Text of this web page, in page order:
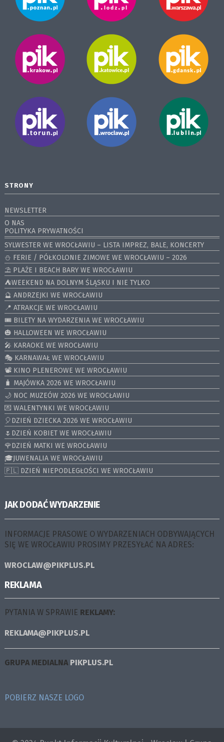
STRONY
NEWSLETTER
O NAS
POLITYKA PRYWATNOŚCI
SYLWESTER WE WROCŁAWIU – LISTA IMPREZ, BALE, KONCERTY
⛄️ FERIE / PÓŁKOLONIE ZIMOWE WE WROCŁAWIU – 2026
⛱️ PLAŻE I BEACH BARY WE WROCŁAWIU
⛺️WEEKEND NA DOLNYM ŚLĄSKU I NIE TYLKO
🔮 ANDRZEJKI WE WROCŁAWIU
📍 ATRAKCJE WE WROCŁAWIU
🎟️ BILETY NA WYDARZENIA WE WROCŁAWIU
🎃 HALLOWEEN WE WROCŁAWIU
🎤 KARAOKE WE WROCŁAWIU
🎭 KARNAWAŁ WE WROCŁAWIU
📽️ KINO PLENEROWE WE WROCŁAWIU
🧳 MAJÓWKA 2026 WE WROCŁAWIU
🌙 NOC MUZEÓW 2026 WE WROCŁAWIU
💌 WALENTYNKI WE WROCŁAWIU
🎈DZIEŃ DZIECKA 2026 WE WROCŁAWIU
🌷DZIEŃ KOBIET WE WROCŁAWIU
🌹DZIEŃ MATKI WE WROCŁAWIU
🎓JUWENALIA WE WROCŁAWIU
🇵🇱 DZIEŃ NIEPODLEGŁOŚCI WE WROCŁAWIU
JAK DODAĆ WYDARZENIE
INFORMACJE PRASOWE O WYDARZENIACH ODBYWAJĄCYCH
SIĘ WE WROCŁAWIU PROSIMY PRZESYŁAĆ NA ADRES:
WROCLAW@PIKPLUS.PL
REKLAMA
PYTANIA W SPRAWIE REKLAMY:
REKLAMA@PIKPLUS.PL
GRUPA MEDIALNA PIKPLUS.PL
POBIERZ NASZE LOGO